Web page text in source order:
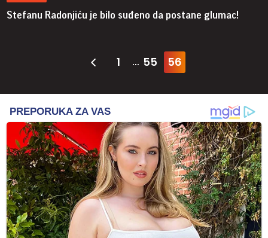
Stefanu Radonjiću je bilo suđeno da postane glumac!
1 ... 55 56